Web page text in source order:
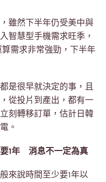
雖然下半年仍受美中與
智慧型手機需求旺季，
需求非常強勁，下半年
是很早就決定的事，且
從投片到產出，都有一
刻轉移訂單，估計日韓
。
1年 消息不一定為真
來說時間至少要1年以